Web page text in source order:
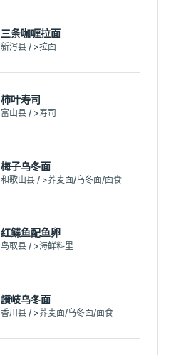
三条咖喱拉面
新泻县 / >拉面
柿叶寿司
富山县 / >寿司
梅子乌冬面
和歌山县 / >荞麦面/乌冬面/面食
红鲽鱼配鱼卵
鸟取县 / >海鲜料里
讃岐乌冬面
香川县 / >荞麦面/乌冬面/面食